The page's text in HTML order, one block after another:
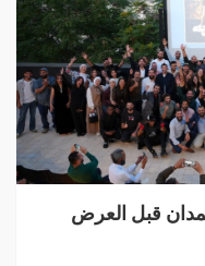
قبل العرض